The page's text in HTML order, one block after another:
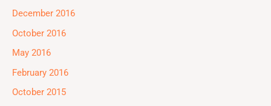
December 2016
October 2016
May 2016
February 2016
October 2015